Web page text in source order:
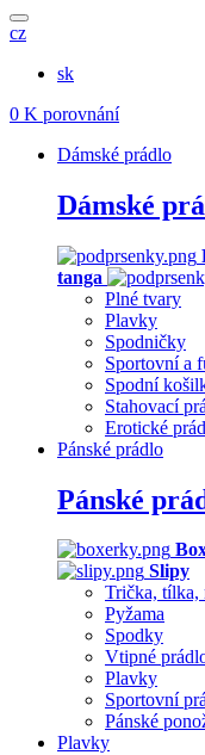
cz
sk
0 K porovnání
Dámské prádlo
Dámské
tanga
Plné tvary
Plavky
Spodničky
Sportovní a
Spodní
Stahovací
Erotické
Pánské prádlo
Pánské
Slipy
Trička, tílka,
Pyžama
Spodky
Vtipné
Plavky
Sportovní
Pánské
Plavky